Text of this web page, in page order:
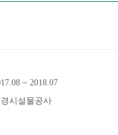
~ 2018.07
시설물공사